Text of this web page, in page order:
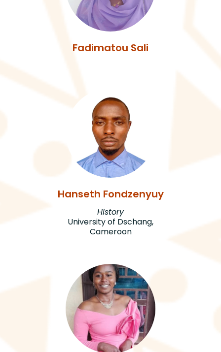
Fadimatou Sali
Hanseth Fondzenyuy
History
University of Dschang,
Cameroon